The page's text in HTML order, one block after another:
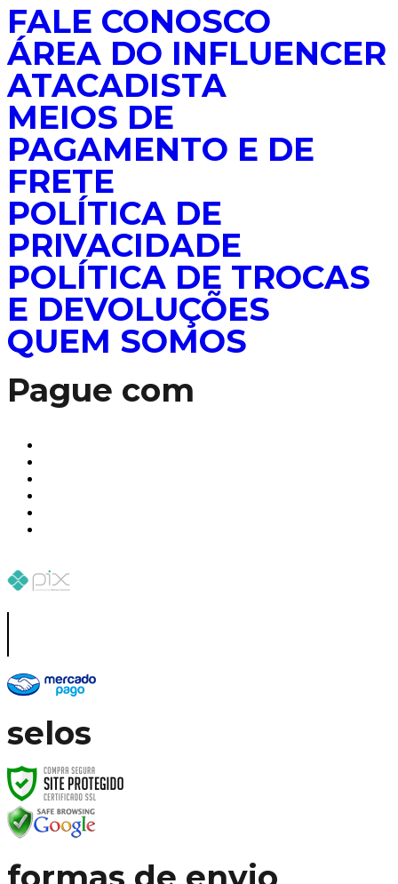
FALE CONOSCO
ÁREA DO INFLUENCER
ATACADISTA
MEIOS DE
PAGAMENTO E DE
FRETE
POLÍTICA DE
PRIVACIDADE
POLÍTICA DE TROCAS
E DEVOLUÇÕES
QUEM SOMOS
Pague com
selos